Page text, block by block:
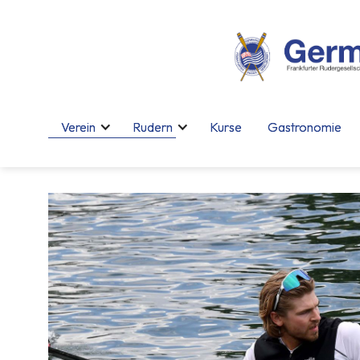
Verein
Verein Rudern
Rudern Kurse
Kurse Gastronomie
Gastronomie